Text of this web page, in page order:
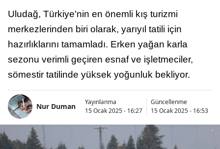
Uludağ, Türkiye'nin en önemli kış turizmi
merkezlerinden biri olarak, yarıyıl tatili için
hazırlıklarını tamamladı. Erken yağan karla
sezonu verimli geçiren esnaf ve işletmeciler,
sömestir tatilinde yüksek yoğunluk bekliyor.
Nur Duman
Yayınlanma
15 Ocak 2025 - 16:27
Güncellenme
15 Ocak 2025 - 16:53